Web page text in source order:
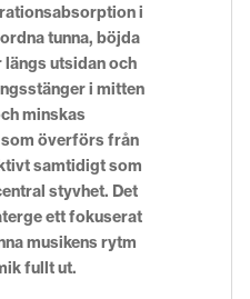
i
tunna, böjda
utsidan och
i mitten
minskas
överförs från
samtidigt som
styvhet. Det
ett fokuserat
musikens rytm
fullt ut.